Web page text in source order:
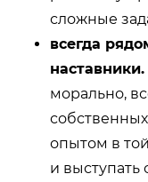
сложные
всегда
наставники.
морально,
опытом в
и